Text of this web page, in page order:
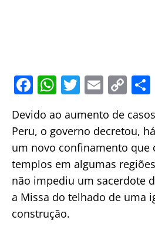
F
a
c
e
b
o
o
k
W
at
s
A
p
p
T
itt
er
E
m
ai
l
C
p
y
Li
n
k
Devido ao aumento de
Peru, o governo decretou,
um novo confinamento que
templos em algumas
não impediu um sacerdote
a Missa do telhado de uma
construção.